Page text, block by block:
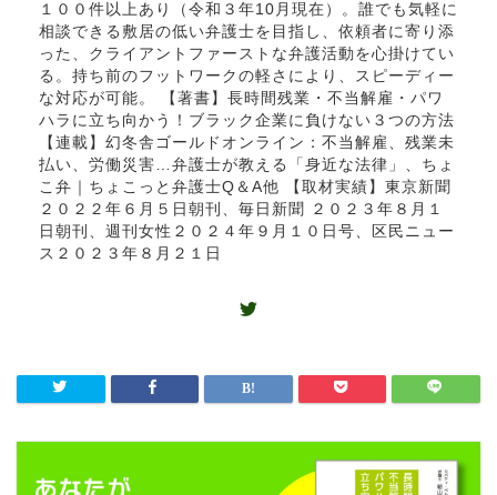
１００件以上あり（令和３年10月現在）。誰でも気軽に
相談できる敷居の低い弁護士を目指し、依頼者に寄り添
った、クライアントファーストな弁護活動を心掛けてい
る。持ち前のフットワークの軽さにより、スピーディー
な対応が可能。 【著書】長時間残業・不当解雇・パワ
ハラに立ち向かう！ブラック企業に負けない３つの方法
【連載】幻冬舎ゴールドオンライン：不当解雇、残業未
払い、労働災害…弁護士が教える「身近な法律」、ちょ
こ弁｜ちょこっと弁護士Q＆A他 【取材実績】東京新聞
２０２２年６月５日朝刊、毎日新聞 ２０２３年８月１
日朝刊、週刊女性２０２４年９月１０日号、区民ニュー
ス２０２３年８月２１日